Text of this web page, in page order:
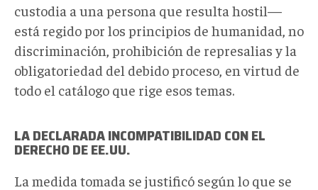
custodia a una persona que resulta hostil—
está regido por los principios de humanidad, no
discriminación, prohibición de represalias y la
obligatoriedad del debido proceso, en virtud de
todo el catálogo que rige esos temas.
LA DECLARADA INCOMPATIBILIDAD CON EL
DERECHO DE EE.UU.
La medida tomada se justificó según lo que se